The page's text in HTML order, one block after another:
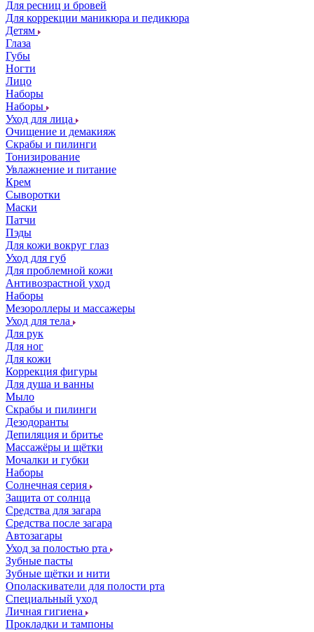
Для ресниц и бровей
Для коррекции маникюра и педикюра
Детям
Глаза
Губы
Ногти
Лицо
Наборы
Наборы
Уход для лица
Очищение и демакияж
Скрабы и пилинги
Тонизирование
Увлажнение и питание
Крем
Сыворотки
Маски
Патчи
Пэды
Для кожи вокруг глаз
Уход для губ
Для проблемной кожи
Антивозрастной уход
Наборы
Мезороллеры и массажеры
Уход для тела
Для рук
Для ног
Для кожи
Коррекция фигуры
Для душа и ванны
Мыло
Скрабы и пилинги
Дезодоранты
Депиляция и бритье
Массажёры и щётки
Мочалки и губки
Наборы
Солнечная серия
Защита от солнца
Средства для загара
Средства после загара
Автозагары
Уход за полостью рта
Зубные пасты
Зубные щётки и нити
Ополаскиватели для полости рта
Специальный уход
Личная гигиена
Прокладки и тампоны